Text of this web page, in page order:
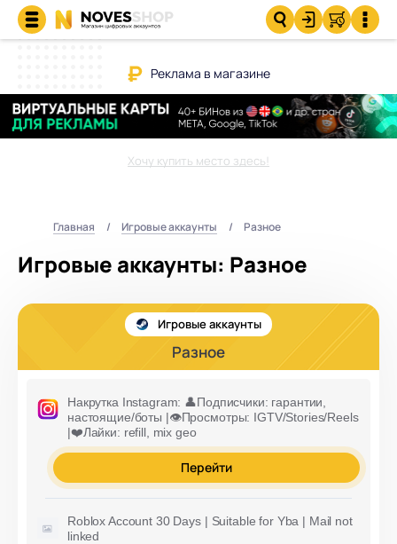
Реклама в магазине
Хочу купить место здесь!
Главная Игровые аккаунты Разное
Игровые аккаунты: Разное
Игровые аккаунты
Разное
Накрутка Instagram: 👤Подписчики: гарантии,
настоящие/боты |👁️Просмотры: IGTV/Stories/Reels
|❤️Лайки: refill, mix geo
Перейти
Roblox Account 30 Days | Suitable for Yba | Mail not
linked